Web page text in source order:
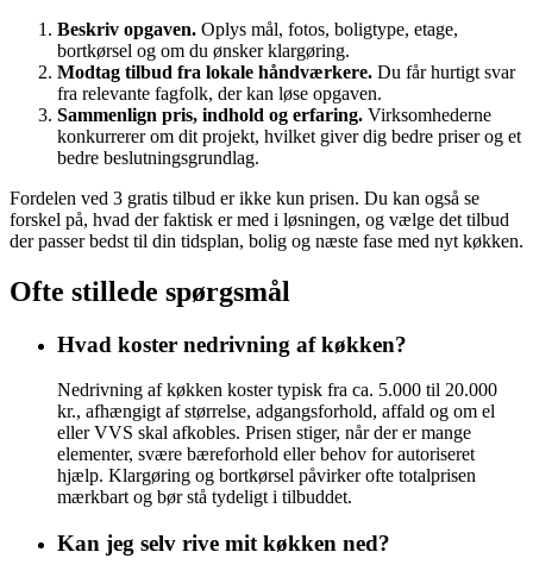
Beskriv opgaven. Oplys mål, fotos, boligtype, etage,
bortkørsel og om du ønsker klargøring.
Modtag tilbud fra lokale håndværkere. Du får hurtigt svar
fra relevante fagfolk, der kan løse opgaven.
Sammenlign pris, indhold og erfaring. Virksomhederne
konkurrerer om dit projekt, hvilket giver dig bedre priser og et
bedre beslutningsgrundlag.
Fordelen ved 3 gratis tilbud er ikke kun prisen. Du kan også se
forskel på, hvad der faktisk er med i løsningen, og vælge det tilbud
der passer bedst til din tidsplan, bolig og næste fase med nyt køkken.
Ofte stillede spørgsmål
Hvad koster nedrivning af køkken?
Nedrivning af køkken koster typisk fra ca. 5.000 til 20.000
kr., afhængigt af størrelse, adgangsforhold, affald og om el
eller VVS skal afkobles. Prisen stiger, når der er mange
elementer, svære bæreforhold eller behov for autoriseret
hjælp. Klargøring og bortkørsel påvirker ofte totalprisen
mærkbart og bør stå tydeligt i tilbuddet.
Kan jeg selv rive mit køkken ned?